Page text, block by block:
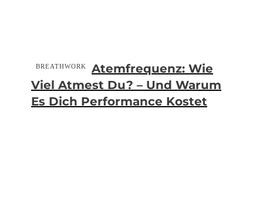
BREATHWORK
Atemfrequenz: Wie
Viel Atmest Du? – Und Warum
Es Dich Performance Kostet